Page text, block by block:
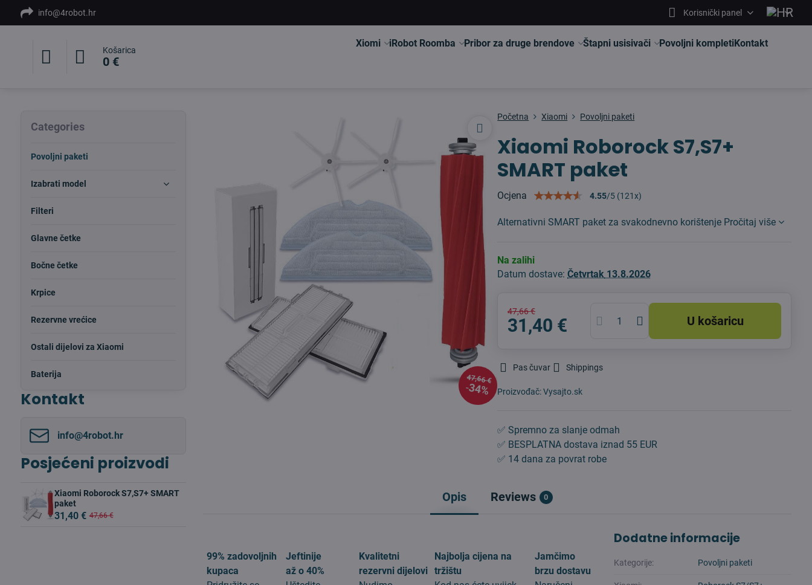
info@4robot.hr Korisnički panel
Košarica
0 €
Xiomi iRobot Roomba Pribor za druge brendove Štapni usisivači Povoljni kompletiKontakt
47,66 €
34%
Početna Xiaomi Povoljni paketi
Xiaomi Roborock S7,S7+
SMART paket
Ocjena 4.55/5 (121x)
Alternativni SMART paket za svakodnevno korištenje Pročitaj više
Na zalihi
Datum dostave:Četvrtak 13.8.2026
47,66 €
31,40 € U košaricu
Pas čuvar Shippings
Proizvođač:Vysajto.sk
✅ Spremno za slanje odmah
✅ BESPLATNA dostava iznad 55 EUR
✅ 14 dana za povrat robe
Opis Reviews 0
99% zadovoljnih
kupaca
Jeftinije
až o 40%
Kvalitetni
rezervni dijelovi
Najbolja cijena na
tržištu
Jamčimo
brzu dostavu
Dodatne informacije
Kategorije: Povoljni paketi
Categories
Povoljni paketi
Izabrati model
Filteri
Glavne četke
Bočne četke
Krpice
Rezervne vrećice
Ostali dijelovi za Xiaomi
Baterija
Kontakt
info​@4robot​.hr
Posjećeni proizvodi
Xiaomi Roborock S7,S7+ SMART
paket
31,40 € 47,66 €